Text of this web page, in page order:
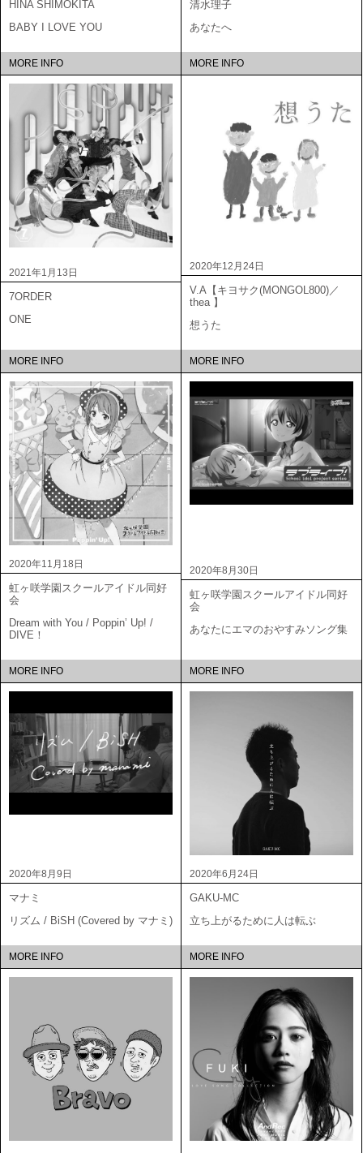
HINA SHIMOKITA
BABY I LOVE YOU
MORE INFO
清水理子
あなたへ
MORE INFO
2021年1月13日
7ORDER
ONE
MORE INFO
2020年12月24日
V.A【キヨサク(MONGOL800)／
thea 】
想うた
MORE INFO
2020年11月18日
虹ヶ咲学園スクールアイドル同好
会
Dream with You / Poppin’ Up! /
DIVE！
MORE INFO
2020年8月30日
虹ヶ咲学園スクールアイドル同好
会
あなたにエマのおやすみソング集
MORE INFO
2020年8月9日
マナミ
リズム / BiSH (Covered by マナミ)
MORE INFO
2020年6月24日
GAKU-MC
立ち上がるために人は転ぶ
MORE INFO